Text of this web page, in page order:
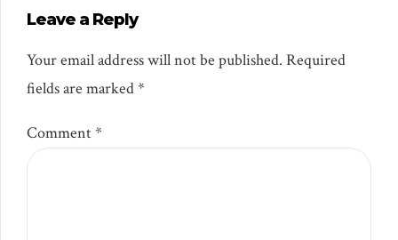
Leave a Reply
Your email address will not be published. Required
fields are marked *
Comment*